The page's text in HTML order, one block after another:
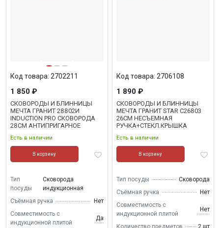
СКОВОРОДЫ И БЛИННИЦЫ
МЕЧТА ГРАНИТ 28802И
INDUCTION PRO СКОВОРОДА
28СМ АНТИПРИГАРНОЕ
Есть в наличии
Код товара: 2702211
1 850 ₽
В корзину
Тип
посуды
Сковорода
индукционная
Съёмная ручка
Нет
Совместимость с
индукционной плитой
Да
СКОВОРОДЫ И БЛИННИЦЫ
МЕЧТА ГРАНИТ STAR С26803
26СМ НЕСЪЕМНАЯ
РУЧКА+СТЕКЛ.КРЫШКА
Есть в наличии
Код товара: 2706108
1 890 ₽
В корзину
Тип посуды
Сковорода
Съёмная ручка
Нет
Совместимость с
индукционной плитой
Нет
Количество предметов 2 шт